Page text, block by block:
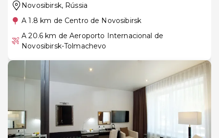
Novosibirsk, Rússia
A 1.8 km de Centro de Novosibirsk
A 20.6 km de Aeroporto Internacional de
Novosibirsk-Tolmachevo